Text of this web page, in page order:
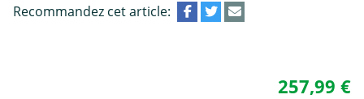
Recommandez cet article:
257,99 €